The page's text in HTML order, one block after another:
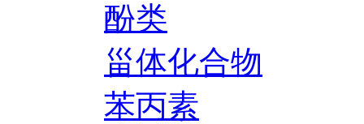
酚类
甾体化合物
苯丙素